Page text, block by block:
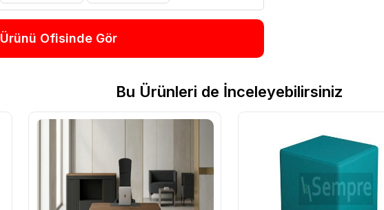
Ürünü Ofisinde Gör
Bu Ürünleri de İnceleyebilirsiniz